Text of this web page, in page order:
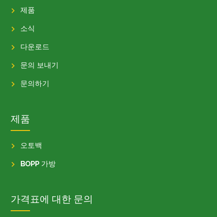
제품
소식
다운로드
문의 보내기
문의하기
제품
오토백
BOPP 가방
가격표에 대한 문의